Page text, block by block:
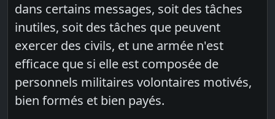
dans certains messages, soit des tâches
inutiles, soit des tâches que peuvent
exercer des civils, et une armée n'est
efficace que si elle est composée de
personnels militaires volontaires motivés,
bien formés et bien payés.